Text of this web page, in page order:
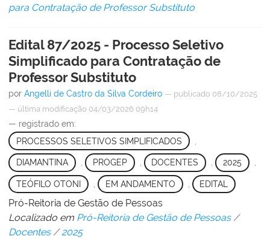
para Contratação de Professor Substituto
Edital 87/2025 - Processo Seletivo
Simplificado para Contratação de
Professor Substituto
por Angelli de Castro da Silva Cordeiro — publicado 08/10/2025
— última modificação 04/03/2026 09h14
— registrado em:
PROCESSOS SELETIVOS SIMPLIFICADOS
DIAMANTINA , PROGEP , DOCENTES , 2025 ,
TEÓFILO OTONI EM ANDAMENTO EDITAL
Pró-Reitoria de Gestão de Pessoas
Localizado em Pró-Reitoria de Gestão de Pessoas /
Docentes /2025